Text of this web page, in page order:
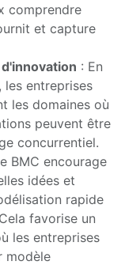
comprendre
et capture
: En
les entreprises
les domaines où
peuvent être
concurrentiel.
BMC encourage
idées et
rapide
favorise un
les entreprises
modèle